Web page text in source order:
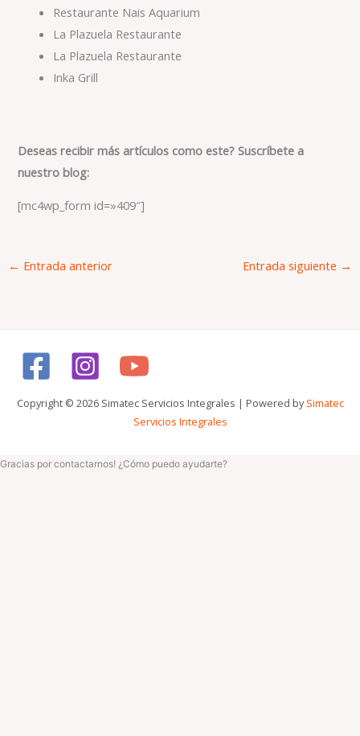
Restaurante Nais Aquarium
La Plazuela Restaurante
La Plazuela Restaurante
Inka Grill
Deseas recibir más artículos como este? Suscríbete a
nuestro blog:
[mc4wp_form id=»409″]
← Entrada anterior Entrada siguiente →
Copyright © 2026 Simatec Servicios Integrales | Powered bySimatec
Servicios Integrales
Gracias por contactarnos! ¿Cómo puedo ayudarte?